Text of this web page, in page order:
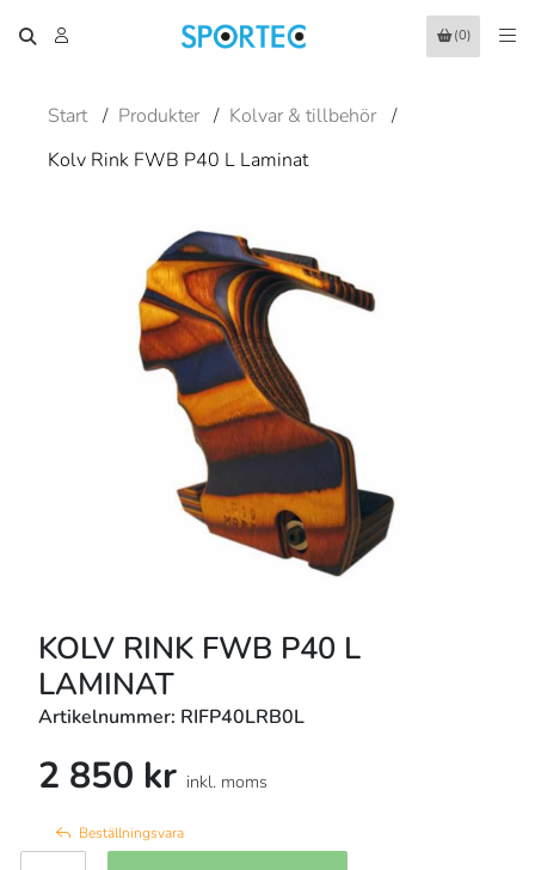
(0)
Start / Produkter / Kolvar & tillbehör /
Kolv Rink FWB P40 L Laminat
KOLV RINK FWB P40 L
LAMINAT
Artikelnummer: RIFP40LRB0L
2 850 kr inkl. moms
Beställningsvara